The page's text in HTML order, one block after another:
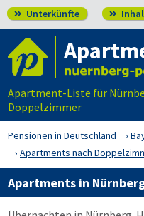
 Unterkünfte 
Apartment-Liste für
Doppelzimmer
Pensionen in Deutschland
Apartments nach
Apartments in